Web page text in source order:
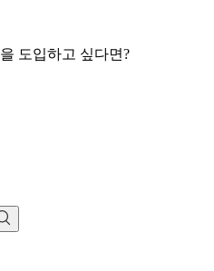
을 도입하고 싶다면?